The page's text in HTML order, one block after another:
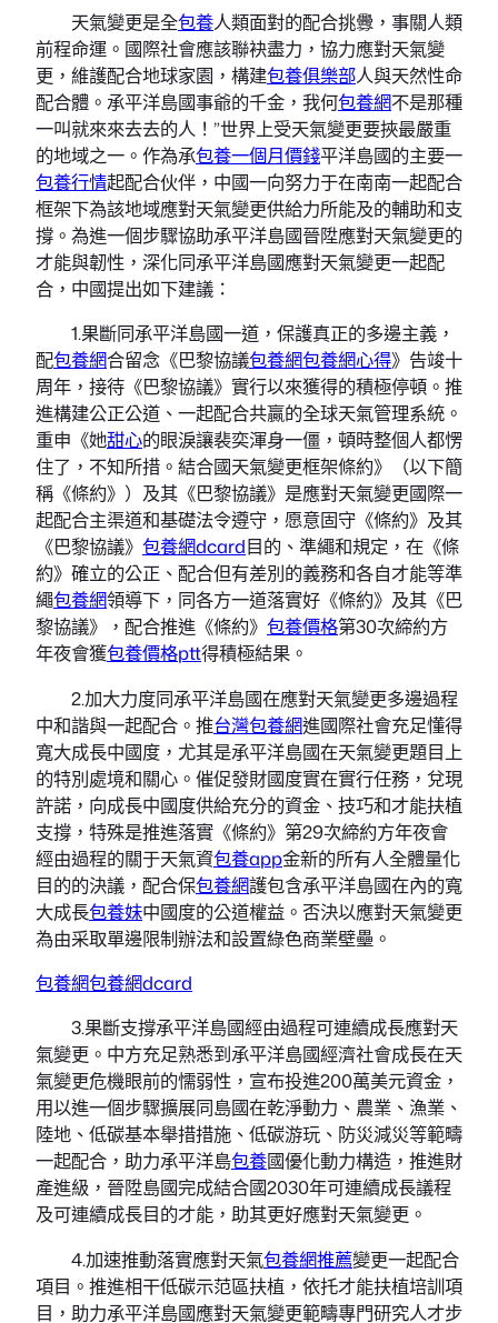
天氣變更是全包養人類面對的配合挑釁，事關人類
前程命運。國際社會應該聯袂盡力，協力應對天氣變
更，維護配合地球家園，構建包養俱樂部人與天然性命
配合體。承平洋島國事爺的千金，我何包養網不是那種
一叫就來來去去的人！”世界上受天氣變更要挾最嚴重
的地域之一。作為承包養一個月價錢平洋島國的主要一
包養行情起配合伙伴，中國一向努力于在南南一起配合
框架下為該地域應對天氣變更供給力所能及的輔助和支
撐。為進一個步驟協助承平洋島國晉陞應對天氣變更的
才能與韌性，深化同承平洋島國應對天氣變更一起配
合，中國提出如下建議：
1.果斷同承平洋島國一道，保護真正的多邊主義，
配包養網合留念《巴黎協議包養網包養網心得》告竣十
周年，接待《巴黎協議》實行以來獲得的積極停頓。推
進構建公正公道、一起配合共贏的全球天氣管理系統。
重申《她甜心的眼淚讓裴奕渾身一僵，頓時整個人都愣
住了，不知所措。結合國天氣變更框架條約》（以下簡
稱《條約》）及其《巴黎協議》是應對天氣變更國際一
起配合主渠道和基礎法令遵守，愿意固守《條約》及其
《巴黎協議》 包養網dcard目的、準繩和規定，在《條
約》確立的公正、配合但有差別的義務和各自才能等準
繩包養網領導下，同各方一道落實好《條約》及其《巴
黎協議》，配合推進《條約》 包養價格第30次締約方
年夜會獲包養價格ptt得積極結果。
2.加大力度同承平洋島國在應對天氣變更多邊過程
中和諧與一起配合。推台灣包養網進國際社會充足懂得
寬大成長中國度，尤其是承平洋島國在天氣變更題目上
的特別處境和關心。催促發財國度實在實行任務，兌現
許諾，向成長中國度供給充分的資金、技巧和才能扶植
支撐，特殊是推進落實《條約》第29次締約方年夜會
經由過程的關于天氣資包養app金新的所有人全體量化
目的的決議，配合保包養網護包含承平洋島國在內的寬
大成長包養妹中國度的公道權益。否決以應對天氣變更
為由采取單邊限制辦法和設置綠色商業壁壘。
包養網包養網dcard
3.果斷支撐承平洋島國經由過程可連續成長應對天
氣變更。中方充足熟悉到承平洋島國經濟社會成長在天
氣變更危機眼前的懦弱性，宣布投進200萬美元資金，
用以進一個步驟擴展同島國在乾淨動力、農業、漁業、
陸地、低碳基本舉措措施、低碳游玩、防災減災等範疇
一起配合，助力承平洋島包養國優化動力構造，推進財
產進級，晉陞島國完成結合國2030年可連續成長議程
及可連續成長目的才能，助其更好應對天氣變更。
4.加速推動落實應對天氣包養網推薦變更一起配合
項目。推進相干低碳示范區扶植，依托才能扶植培訓項
目，助力承平洋島國應對天氣變更範疇專門研究人才步